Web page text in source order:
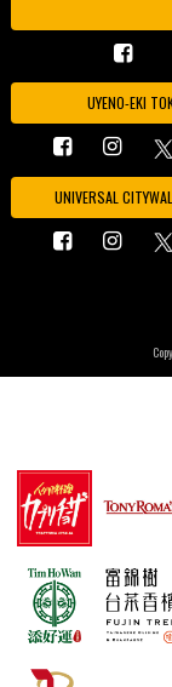
UYENO-EKI
UNIVERSAL